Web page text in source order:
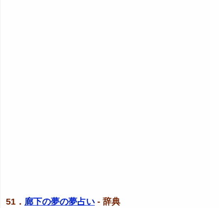
51． 廊下の夢の夢占い- 辞典